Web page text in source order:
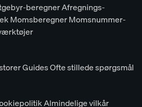
beregnerAfregnings-
MomsberegnerMomsnummer-
GuidesOfte stillede spørgsmål
Almindelige vilkår